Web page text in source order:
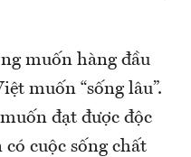
muốn hàng đầu
muốn “sống lâu”.
đạt được độc
cuộc sống chất